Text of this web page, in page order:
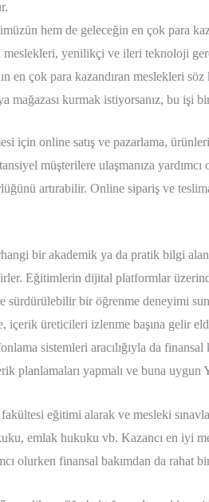
hem de geleceğin en çok para
meslekleri, yenilikçi ve ileri teknoloji
en çok para kazandıran meslekleri
mağazası kurmak istiyorsanız, bu işi
için online satış ve pazarlama,
müşterilere ulaşmanıza
artırabilir. Online sipariş ve
bir akademik ya da pratik bilgi
Eğitimlerin dijital platformlar
sürdürülebilir bir öğrenme deneyimi
içerik üreticileri izlenme başına gelir
sistemleri aracılığıyla da
planlamaları yapmalı ve buna
eğitimi alarak ve mesleki
emlak hukuku vb. Kazancı en iyi
olurken finansal bakımdan da rahat